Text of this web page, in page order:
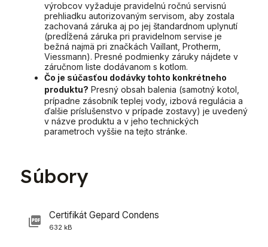
výrobcov vyžaduje pravidelnú ročnú servisnú
prehliadku autorizovaným servisom, aby zostala
zachovaná záruka aj po jej štandardnom uplynutí
(predĺžená záruka pri pravidelnom servise je
bežná najmä pri značkách Vaillant, Protherm,
Viessmann). Presné podmienky záruky nájdete v
záručnom liste dodávanom s kotlom.
Čo je súčasťou dodávky tohto konkrétneho
produktu? Presný obsah balenia (samotný kotol,
prípadne zásobník teplej vody, izbová regulácia a
ďalšie príslušenstvo v prípade zostavy) je uvedený
v názve produktu a v jeho technických
parametroch vyššie na tejto stránke.
Súbory
Certifikát Gepard Condens
632 kB